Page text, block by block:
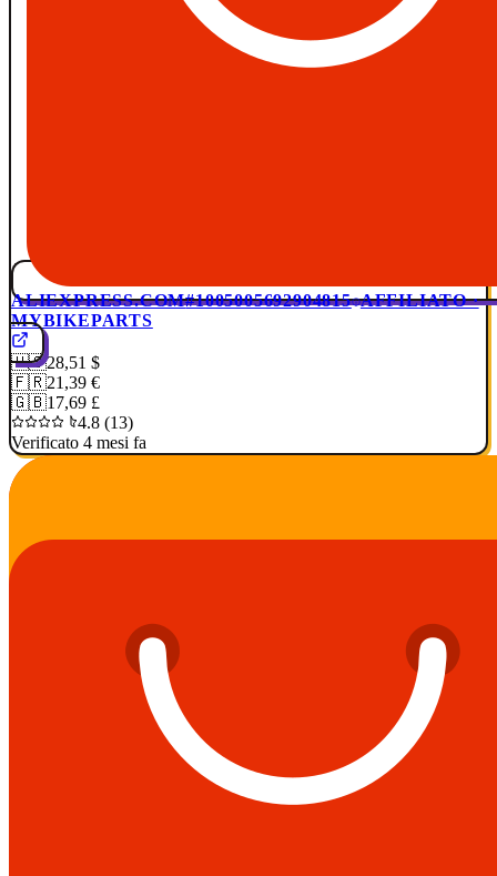
ALIEXPRESS.COM#1005005692904815 AFFILIATO ·
MYBIKEPARTS
🇺🇸28,51 $
🇫🇷21,39 €
🇬🇧17,69 £
4.8 (13)
Verificato 4 mesi fa